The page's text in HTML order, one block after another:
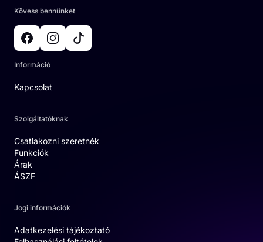
Kövess bennünket
Információ
Kapcsolat
Szolgáltatóknak
Csatlakozni szeretnék
Funkciók
Árak
ÁSZF
Jogi információk
Adatkezelési tájékoztató